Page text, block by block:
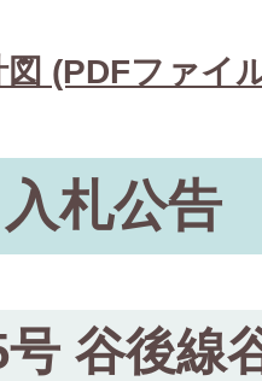
(PDFファイ
札公告
谷後線